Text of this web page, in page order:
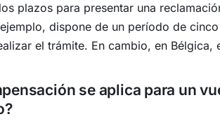
plazos para presentar una
dispone de un período de
el trámite. En cambio, en Bélgica,
se aplica para un